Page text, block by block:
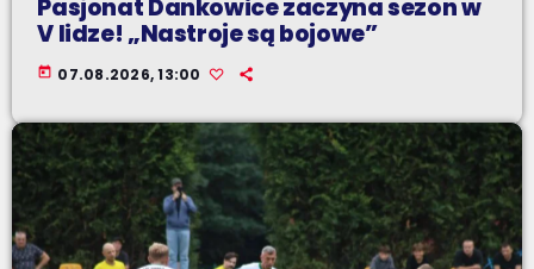
Pasjonat Dankowice zaczyna sezon w
V lidze! „Nastroje są bojowe”
today 07.08.2026, 13:00